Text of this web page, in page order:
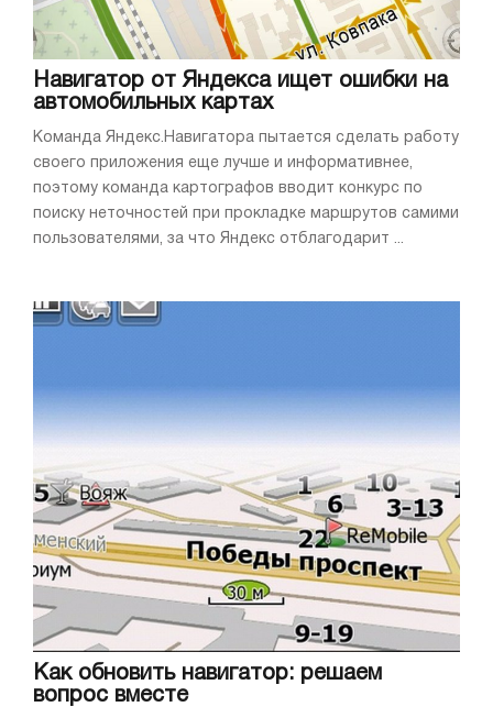
Навигатор от Яндекса ищет ошибки на
автомобильных картах
Команда Яндекс.Навигатора пытается сделать работу
своего приложения еще лучше и информативнее,
поэтому команда картографов вводит конкурс по
поиску неточностей при прокладке маршрутов самими
пользователями, за что Яндекс отблагодарит ...
Как обновить навигатор: решаем
вопрос вместе